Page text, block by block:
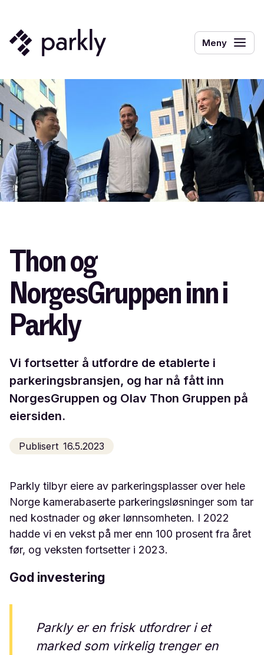
Meny
Thon og
NorgesGruppen inn i
Parkly
Vi fortsetter å utfordre de etablerte i
parkeringsbransjen, og har nå fått inn
NorgesGruppen og Olav Thon Gruppen på
eiersiden.
Publisert 16.5.2023
Parkly tilbyr eiere av parkeringsplasser over hele
Norge kamerabaserte parkeringsløsninger som tar
ned kostnader og øker lønnsomheten. I 2022
hadde vi en vekst på mer enn 100 prosent fra året
før, og veksten fortsetter i 2023.
God investering
Parkly er en frisk utfordrer i et
marked som virkelig trenger en